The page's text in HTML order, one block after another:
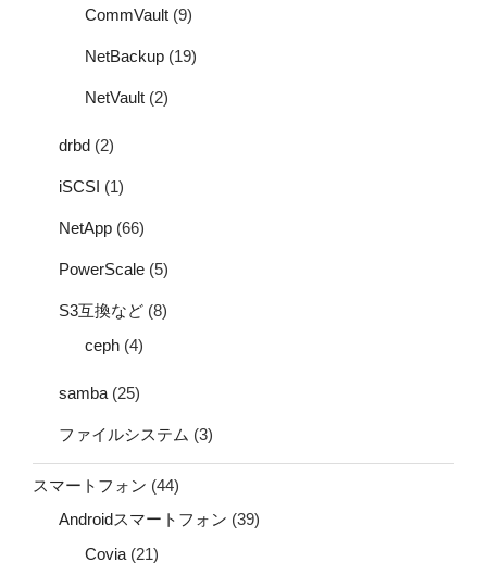
CommVault (9)
NetBackup (19)
NetVault (2)
drbd (2)
iSCSI (1)
NetApp (66)
PowerScale (5)
S3互換など (8)
ceph (4)
samba (25)
ファイルシステム (3)
スマートフォン (44)
Androidスマートフォン (39)
Covia (21)